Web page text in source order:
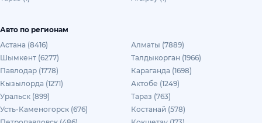
Авто по регионам
Астана (8416)
Алматы (7889)
Шымкент (6277)
Талдыкорган (1966)
Павлодар (1778)
Караганда (1698)
Кызылорда (1271)
Актобе (1249)
Уральск (899)
Тараз (763)
Усть-Каменогорск (676)
Костанай (578)